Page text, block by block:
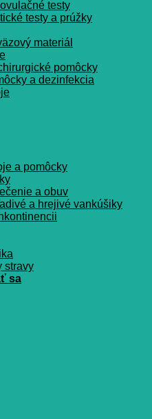
testy
testy a prúžky
materiál
pomôcky
a dezinfekcia
a pomôcky
a obuv
a hrejivé vankúšiky
stravy
sa